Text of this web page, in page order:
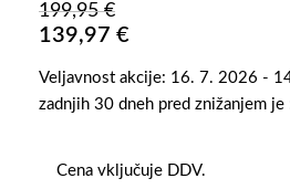
199,95€
139,97 €
Veljavnost akcije: 16. 7. 2026 -
zadnjih 30 dneh pred znižanjem je
Cena vključuje DDV.